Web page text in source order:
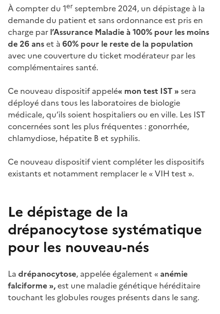
À compter du 1er septembre 2024, un dépistage à la
demande du patient et sans ordonnance est pris en
charge par l’Assurance Maladie à 100% pour les moins
de 26 anset à 60% pour le reste de la population
avec une couverture du ticket modérateur par les
complémentaires santé.
Ce nouveau dispositif appelé« mon test IST »sera
déployé dans tous les laboratoires de biologie
médicale, qu’ils soient hospitaliers ou en ville. Les IST
concernées sont les plus fréquentes : gonorrhée,
chlamydiose, hépatite B et syphilis.
Ce nouveau dispositif vient compléter les dispositifs
existants et notamment remplacer le « VIH test ».
Le dépistage de la
drépanocytose systématique
pour les nouveau-nés
La drépanocytose, appelée également «anémie
falciforme »,est une maladie génétique héréditaire
touchant les globules rouges présents dans le sang.